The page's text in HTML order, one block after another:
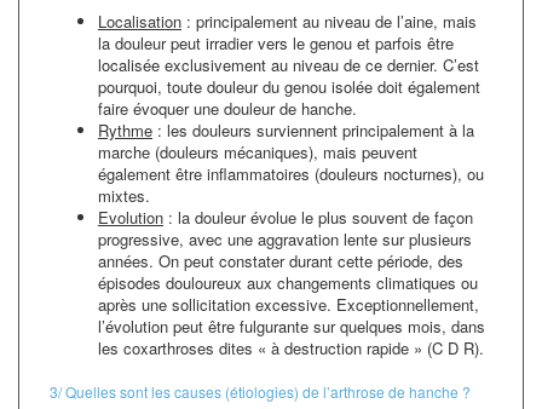
Localisation : principalement au niveau de l’aine, mais
la douleur peut irradier vers le genou et parfois être
localisée exclusivement au niveau de ce dernier. C’est
pourquoi, toute douleur du genou isolée doit également
faire évoquer une douleur de hanche.
Rythme : les douleurs surviennent principalement à la
marche (douleurs mécaniques), mais peuvent
également être inflammatoires (douleurs nocturnes), ou
mixtes.
Evolution : la douleur évolue le plus souvent de façon
progressive, avec une aggravation lente sur plusieurs
années. On peut constater durant cette période, des
épisodes douloureux aux changements climatiques ou
après une sollicitation excessive. Exceptionnellement,
l’évolution peut être fulgurante sur quelques mois, dans
les coxarthroses dites « à destruction rapide » (C D R).
3/ Quelles sont les causes (étiologies) de l’arthrose de hanche ?